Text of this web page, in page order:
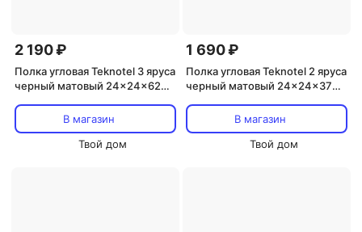
2 190 ₽
Полка угловая Teknotel 3 яруса
черный матовый 24x24x62
В магазин
Твой дом
1 690 ₽
Полка угловая Teknotel 2 яруса
черный матовый 24x24x37
В магазин
Твой дом